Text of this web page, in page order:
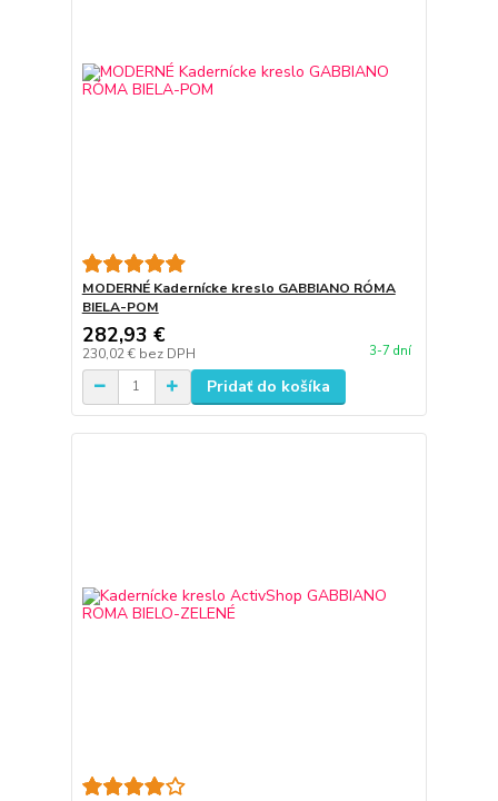
MODERNÉ Kadernícke kreslo GABBIANO RÓMA
BIELA-POM
282,93 €
230,02 € bez DPH 3-7 dní
Pridať do košíka